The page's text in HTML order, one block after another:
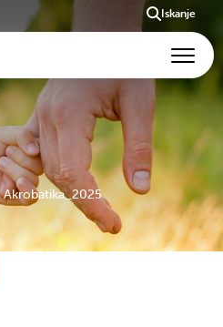
Akrobatika_2025
Iskanje